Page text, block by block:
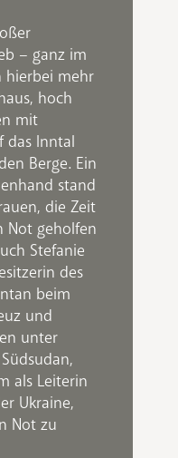
– ganz im
hierbei mehr
hoch
mit
das Inntal
Berge. Ein
stand
die Zeit
Not geholfen
Stefanie
des
beim
und
unter
als Leiterin
Ukraine,
Not zu